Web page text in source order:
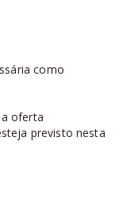
como
oferta
previsto nesta